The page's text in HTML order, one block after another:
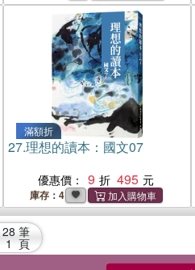
滿額折
27.理想的讀本：國文07
優惠價： 9 495
庫存：4
28 筆
1 頁